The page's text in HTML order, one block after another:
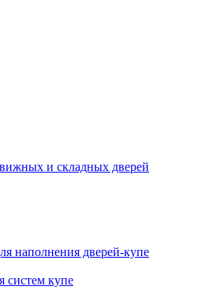
и складных дверей
наполнения дверей-купе
систем купе